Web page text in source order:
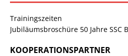
Trainingszeiten
Jubiläumsbroschüre 50 Jahre SSC
KOOPERATIONSPARTNER